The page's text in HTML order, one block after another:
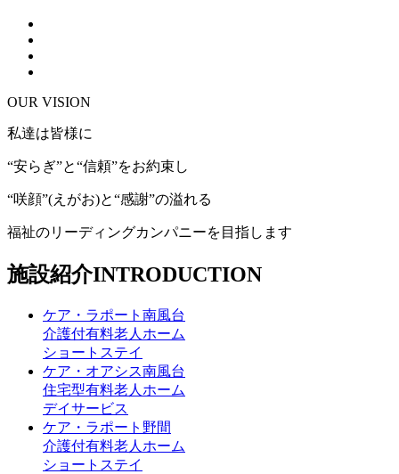
OUR VISION
私達は皆様に
“安らぎ”と“信頼”をお約束し
“咲顔”(えがお)と“感謝”の溢れる
福祉のリーディングカンパニーを目指します
施設紹介INTRODUCTION
ケア・ラポート南風台
介護付有料老人ホーム
ショートステイ
ケア・オアシス南風台
住宅型有料老人ホーム
デイサービス
ケア・ラポート野間
介護付有料老人ホーム
ショートステイ